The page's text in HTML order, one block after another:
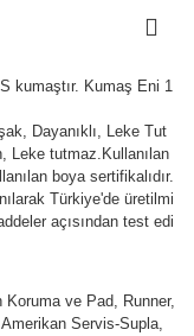
kumaştır. Kumaş Eni 1
Dayanıklı, Leke Tut
Leke tutmaz.Kullanılan
boya sertifikalıdır.
Türkiye'de üretilmi
açısından test edi
Koruma ve Pad, Runner,
Servis-Supla,